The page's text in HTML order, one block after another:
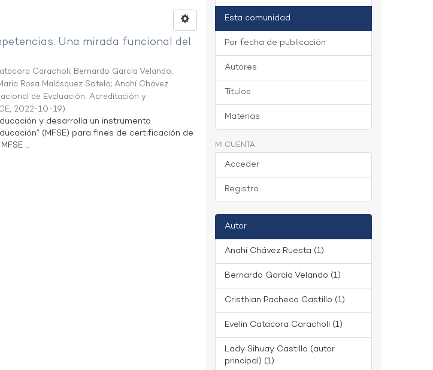
Una mirada funcional del
Caracholi; Bernardo García Velando;
Rosa Malásquez Sotelo;Anahí Chávez
de Evaluación, Acreditación y
, 2022-10-19)
y desarrolla un instrumento
(MFSE) para fines de certificación de
...
Esta comunidad
Por fecha de publicación
Autores
Títulos
Materias
MI CUENTA
Acceder
Registro
Autor
Anahí Chávez Ruesta (1)
Bernardo García Velando (1)
Cristhian Pacheco Castillo (1)
Evelin Catacora Caracholi (1)
Lady Sihuay Castillo (autor
principal) (1)